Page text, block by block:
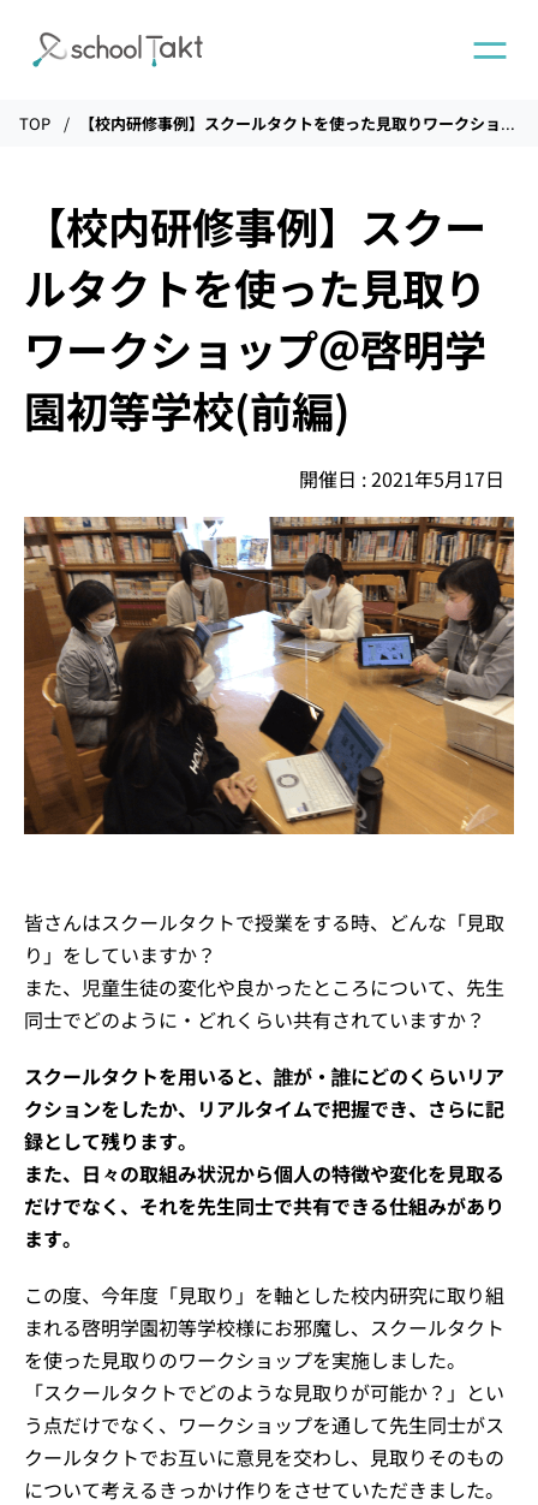
機能
タクトAI
導入事例
導入実績
イベント・セミナー
お知らせ
よくある質問
TOP 【校内研修事例】スクールタクトを使った見取りワークショップ＠啓明学園初等学校(前編)
【校内研修事例】スクー
ルタクトを使った見取り
ワークショップ＠啓明学
園初等学校(前編)
開催日 : 2021年5月17日
皆さんはスクールタクトで授業をする時、どんな「見取
り」をしていますか？
また、児童生徒の変化や良かったところについて、先生
同士でどのように・どれくらい共有されていますか？
スクールタクトを用いると、誰が・誰にどのくらいリア
クションをしたか、リアルタイムで把握でき、さらに記
録として残ります。
また、日々の取組み状況から個人の特徴や変化を見取る
だけでなく、それを先生同士で共有できる仕組みがあり
ます。
この度、今年度「見取り」を軸とした校内研究に取り組
まれる啓明学園初等学校様にお邪魔し、スクールタクト
を使った見取りのワークショップを実施しました。
「スクールタクトでどのような見取りが可能か？」とい
う点だけでなく、ワークショップを通して先生同士がス
クールタクトでお互いに意見を交わし、見取りそのもの
について考えるきっかけ作りをさせていただきました。